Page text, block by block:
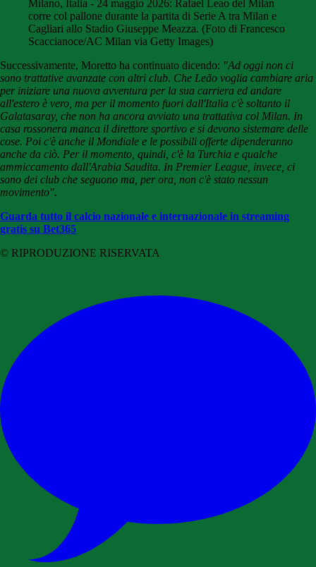
Milano, Italia - 24 maggio 2026: Rafael Leao del Milan
corre col pallone durante la partita di Serie A tra Milan e
Cagliari allo Stadio Giuseppe Meazza. (Foto di Francesco
Scaccianoce/AC Milan via Getty Images)
Successivamente, Moretto ha continuato dicendo: "Ad oggi non ci
sono trattative avanzate con altri club. Che Leão voglia cambiare aria
per iniziare una nuova avventura per la sua carriera ed andare
all'estero è vero, ma per il momento fuori dall'Italia c'è soltanto il
Galatasaray, che non ha ancora avviato una trattativa col Milan. In
casa rossonera manca il direttore sportivo e si devono sistemare delle
cose. Poi c'è anche il Mondiale e le possibili offerte dipenderanno
anche da ciò. Per il momento, quindi, c'è la Turchia e qualche
ammiccamento dall'Arabia Saudita. In Premier League, invece, ci
sono dei club che seguono ma, per ora, non c'è stato nessun
movimento".
Guarda tutto il calcio nazionale e internazionale in streaming
gratis su Bet365
© RIPRODUZIONE RISERVATA